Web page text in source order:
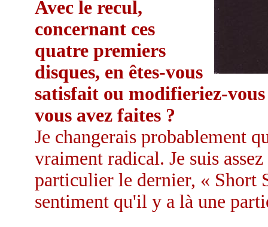
Avec le recul,
concernant ces
quatre premiers
disques, en êtes-vous
satisfait ou modifieriez-
vous avez faites ?
Je changerais probablement
vraiment radical. Je suis
particulier le dernier, « Short
sentiment qu'il y a là une